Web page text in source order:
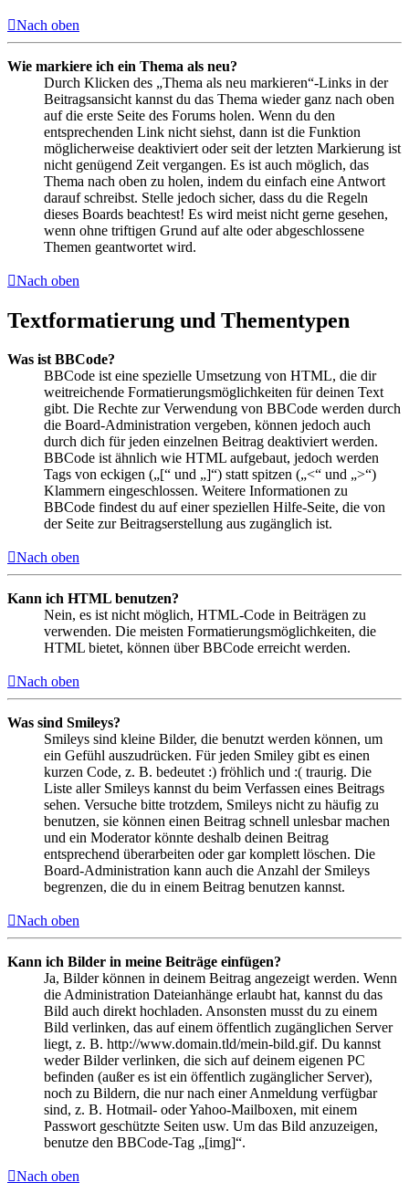
Nach oben
Wie markiere ich ein Thema als neu?
Durch Klicken des „Thema als neu markieren“-Links in der
Beitragsansicht kannst du das Thema wieder ganz nach oben
auf die erste Seite des Forums holen. Wenn du den
entsprechenden Link nicht siehst, dann ist die Funktion
möglicherweise deaktiviert oder seit der letzten Markierung ist
nicht genügend Zeit vergangen. Es ist auch möglich, das
Thema nach oben zu holen, indem du einfach eine Antwort
darauf schreibst. Stelle jedoch sicher, dass du die Regeln
dieses Boards beachtest! Es wird meist nicht gerne gesehen,
wenn ohne triftigen Grund auf alte oder abgeschlossene
Themen geantwortet wird.
Nach oben
Textformatierung und Thementypen
Was ist BBCode?
BBCode ist eine spezielle Umsetzung von HTML, die dir
weitreichende Formatierungsmöglichkeiten für deinen Text
gibt. Die Rechte zur Verwendung von BBCode werden durch
die Board-Administration vergeben, können jedoch auch
durch dich für jeden einzelnen Beitrag deaktiviert werden.
BBCode ist ähnlich wie HTML aufgebaut, jedoch werden
Tags von eckigen („[“ und „]“) statt spitzen („<“ und „>“)
Klammern eingeschlossen. Weitere Informationen zu
BBCode findest du auf einer speziellen Hilfe-Seite, die von
der Seite zur Beitragserstellung aus zugänglich ist.
Nach oben
Kann ich HTML benutzen?
Nein, es ist nicht möglich, HTML-Code in Beiträgen zu
verwenden. Die meisten Formatierungsmöglichkeiten, die
HTML bietet, können über BBCode erreicht werden.
Nach oben
Was sind Smileys?
Smileys sind kleine Bilder, die benutzt werden können, um
ein Gefühl auszudrücken. Für jeden Smiley gibt es einen
kurzen Code, z. B. bedeutet :) fröhlich und :( traurig. Die
Liste aller Smileys kannst du beim Verfassen eines Beitrags
sehen. Versuche bitte trotzdem, Smileys nicht zu häufig zu
benutzen, sie können einen Beitrag schnell unlesbar machen
und ein Moderator könnte deshalb deinen Beitrag
entsprechend überarbeiten oder gar komplett löschen. Die
Board-Administration kann auch die Anzahl der Smileys
begrenzen, die du in einem Beitrag benutzen kannst.
Nach oben
Kann ich Bilder in meine Beiträge einfügen?
Ja, Bilder können in deinem Beitrag angezeigt werden. Wenn
die Administration Dateianhänge erlaubt hat, kannst du das
Bild auch direkt hochladen. Ansonsten musst du zu einem
Bild verlinken, das auf einem öffentlich zugänglichen Server
liegt, z. B. http://www.domain.tld/mein-bild.gif. Du kannst
weder Bilder verlinken, die sich auf deinem eigenen PC
befinden (außer es ist ein öffentlich zugänglicher Server),
noch zu Bildern, die nur nach einer Anmeldung verfügbar
sind, z. B. Hotmail- oder Yahoo-Mailboxen, mit einem
Passwort geschützte Seiten usw. Um das Bild anzuzeigen,
benutze den BBCode-Tag „[img]“.
Nach oben